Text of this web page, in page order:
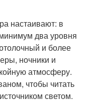
настаивают: в
два уровня
и более
ночники и
атмосферу.
чтобы читать
светом.